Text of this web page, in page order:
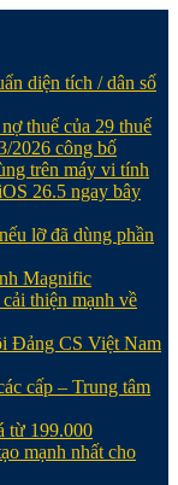
diện tích / dân số
thuế của 29 thuế
2026 công bố
trên máy vi tính
26.5 ngay bây
lỡ đã dùng phần
Magnific
thiện mạnh về
Đảng CS Việt Nam
cấp – Trung tâm
từ 199.000
mạnh nhất cho